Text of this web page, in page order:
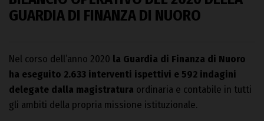
GUARDIA DI FINANZA DI NUORO
Nel corso dell’anno 2020 la Guardia di Finanza di Nuoro
ha eseguito 2.633 interventi ispettivi e 592 indagini
delegate dalla magistratura ordinaria e contabile in tutti
gli ambiti della propria missione istituzionale.